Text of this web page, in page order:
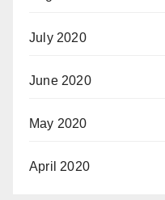
July 2020
June 2020
May 2020
April 2020